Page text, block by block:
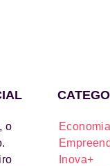
o
Inova+